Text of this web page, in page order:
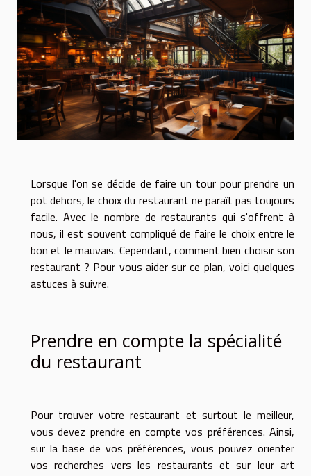
Lorsque l'on se décide de faire un tour pour prendre un
pot dehors, le choix du restaurant ne paraît pas toujours
facile. Avec le nombre de restaurants qui s'offrent à
nous, il est souvent compliqué de faire le choix entre le
bon et le mauvais. Cependant, comment bien choisir son
restaurant ? Pour vous aider sur ce plan, voici quelques
astuces à suivre.
Prendre en compte la spécialité
du restaurant
Pour trouver votre restaurant et surtout le meilleur,
vous devez prendre en compte vos préférences. Ainsi,
sur la base de vos préférences, vous pouvez orienter
vos recherches vers les restaurants et sur leur art